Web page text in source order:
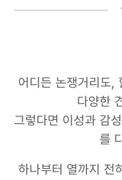
어디든 논쟁거리도,
다양한
그렇다면 이성과 감
를
하나부터 열까지 전